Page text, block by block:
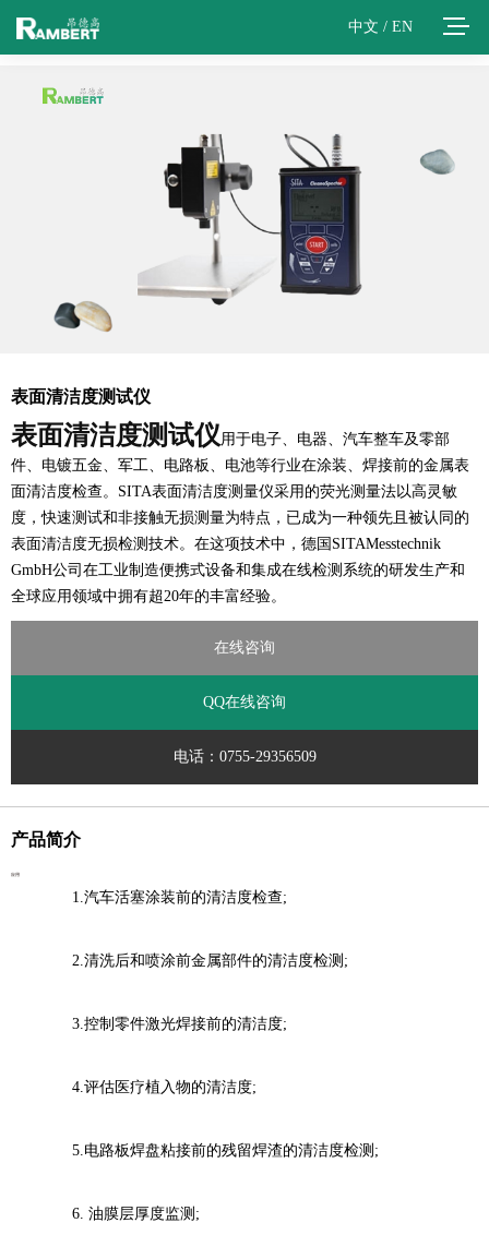
中文 / EN
​表面清洁度测试仪
表面清洁度测试仪 用于电子、电器、汽车整车及零部
件、电镀五金、军工、电路板、电池等行业在涂装、焊接前的金属表
面清洁度检查。SITA表面清洁度测量仪采用的荧光测量法以高灵敏
度，快速测试和非接触无损测量为特点，已成为一种领先且被认同的
表面清洁度无损检测技术。在这项技术中，德国SITAMesstechnik
GmbH公司在工业制造便携式设备和集成在线检测系统的研发生产和
全球应用领域中拥有超20年的丰富经验。
在线咨询
QQ在线咨询
电话：0755-29356509
产品简介
应用
1.汽车活塞涂装前的清洁度检查;
2.清洗后和喷涂前金属部件的清洁度检测;
3.控制零件激光焊接前的清洁度;
4.评估医疗植入物的清洁度;
5.电路板焊盘粘接前的残留焊渣的清洁度检测;
6. 油膜层厚度监测;